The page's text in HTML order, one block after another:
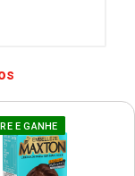
E GANHE